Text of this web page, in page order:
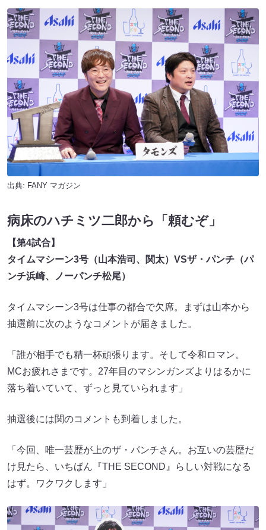
出典: FANY マガジン
病床のハチミツ二郎から「頼むぞ」
【第4試合】
タイムマシーン3号 （山本浩司、関太） VSザ・パンチ （パ
ンチ浜崎、ノーパンチ松尾）
タイムマシーン3号は仕事の都合で欠席。まずは山本から
抽選前に次のようなコメントが届きました。
「誰が相手でも精一杯頑張ります。そして令和ロマン。
MCお疲れさまです。27年目のマシンガンズよりはるかに
落ち着いていて、ずっと見ていられます」
抽選後には関のコメントも到着しました。
「今回、唯一芸歴が上のザ・パンチさん。お互いの芸歴だ
け見たら、いちばん『THE SECOND』らしい対戦になる
はず。ワクワクします」